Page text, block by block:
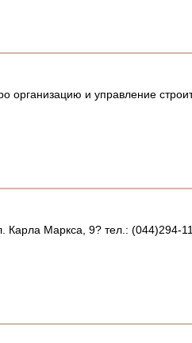
организацию и управление
Маркса, 9? тел.: (044)294-